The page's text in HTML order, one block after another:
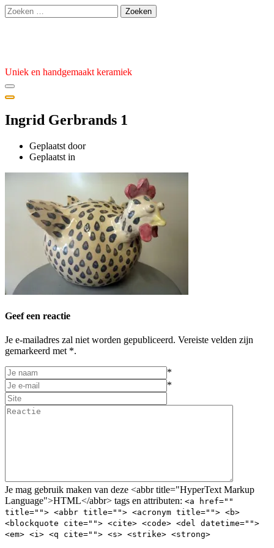
Ga
naar
Zoeken
naar:
Uniek en handgemaakt keramiek
Ingrid Gerbrands 1
Geplaatst door
Geplaatst
2024
Geplaatst in
Geef een reactie
Je e-mailadres zal niet worden gepubliceerd. Vereiste velden zijn
gemarkeerd met *.
*
*
Je mag gebruik maken van deze <abbr title="HyperText Markup
Language">HTML</abbr> tags en attributen: <a href=""
title=""> <abbr title=""> <acronym title=""> <b>
<blockquote cite=""> <cite> <code> <del datetime="">
<em> <i> <q cite=""> <s> <strike> <strong>